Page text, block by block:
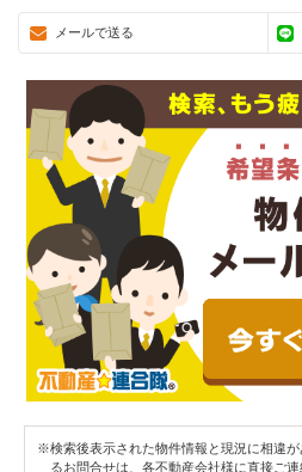
メールで送る
※検索後表示された物件情報と現況に相違
るお問合せは、各不動産会社様に直接ご連